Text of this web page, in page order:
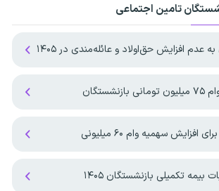
تامین اجتماعی
عدم افزایش حق‌اولاد و عائله‌مندی در ۱۴۰۵
سهمیه‌ وام ۶۰ میلیونی
بیمه تکمیلی بازنشستگان ۱۴۰۵